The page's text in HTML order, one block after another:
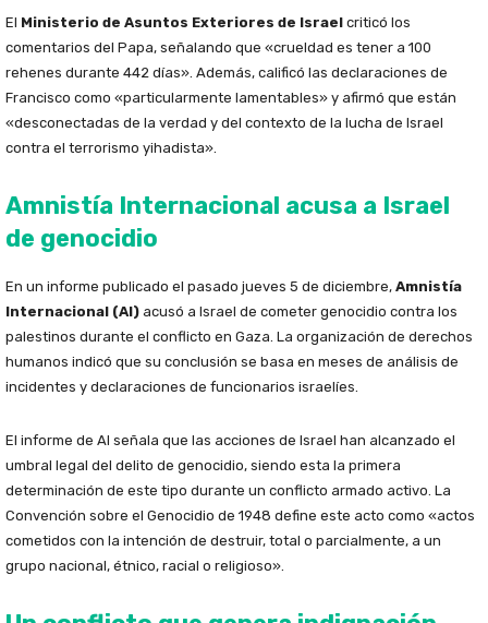
El Ministerio de Asuntos Exteriores de Israel criticó los
comentarios del Papa, señalando que «crueldad es tener a 100
rehenes durante 442 días». Además, calificó las declaraciones de
Francisco como «particularmente lamentables» y afirmó que están
«desconectadas de la verdad y del contexto de la lucha de Israel
contra el terrorismo yihadista».
Amnistía Internacional acusa a Israel
de genocidio
En un informe publicado el pasado jueves 5 de diciembre, Amnistía
Internacional (AI) acusó a Israel de cometer genocidio contra los
palestinos durante el conflicto en Gaza. La organización de derechos
humanos indicó que su conclusión se basa en meses de análisis de
incidentes y declaraciones de funcionarios israelíes.
El informe de AI señala que las acciones de Israel han alcanzado el
umbral legal del delito de genocidio, siendo esta la primera
determinación de este tipo durante un conflicto armado activo. La
Convención sobre el Genocidio de 1948 define este acto como «actos
cometidos con la intención de destruir, total o parcialmente, a un
grupo nacional, étnico, racial o religioso».